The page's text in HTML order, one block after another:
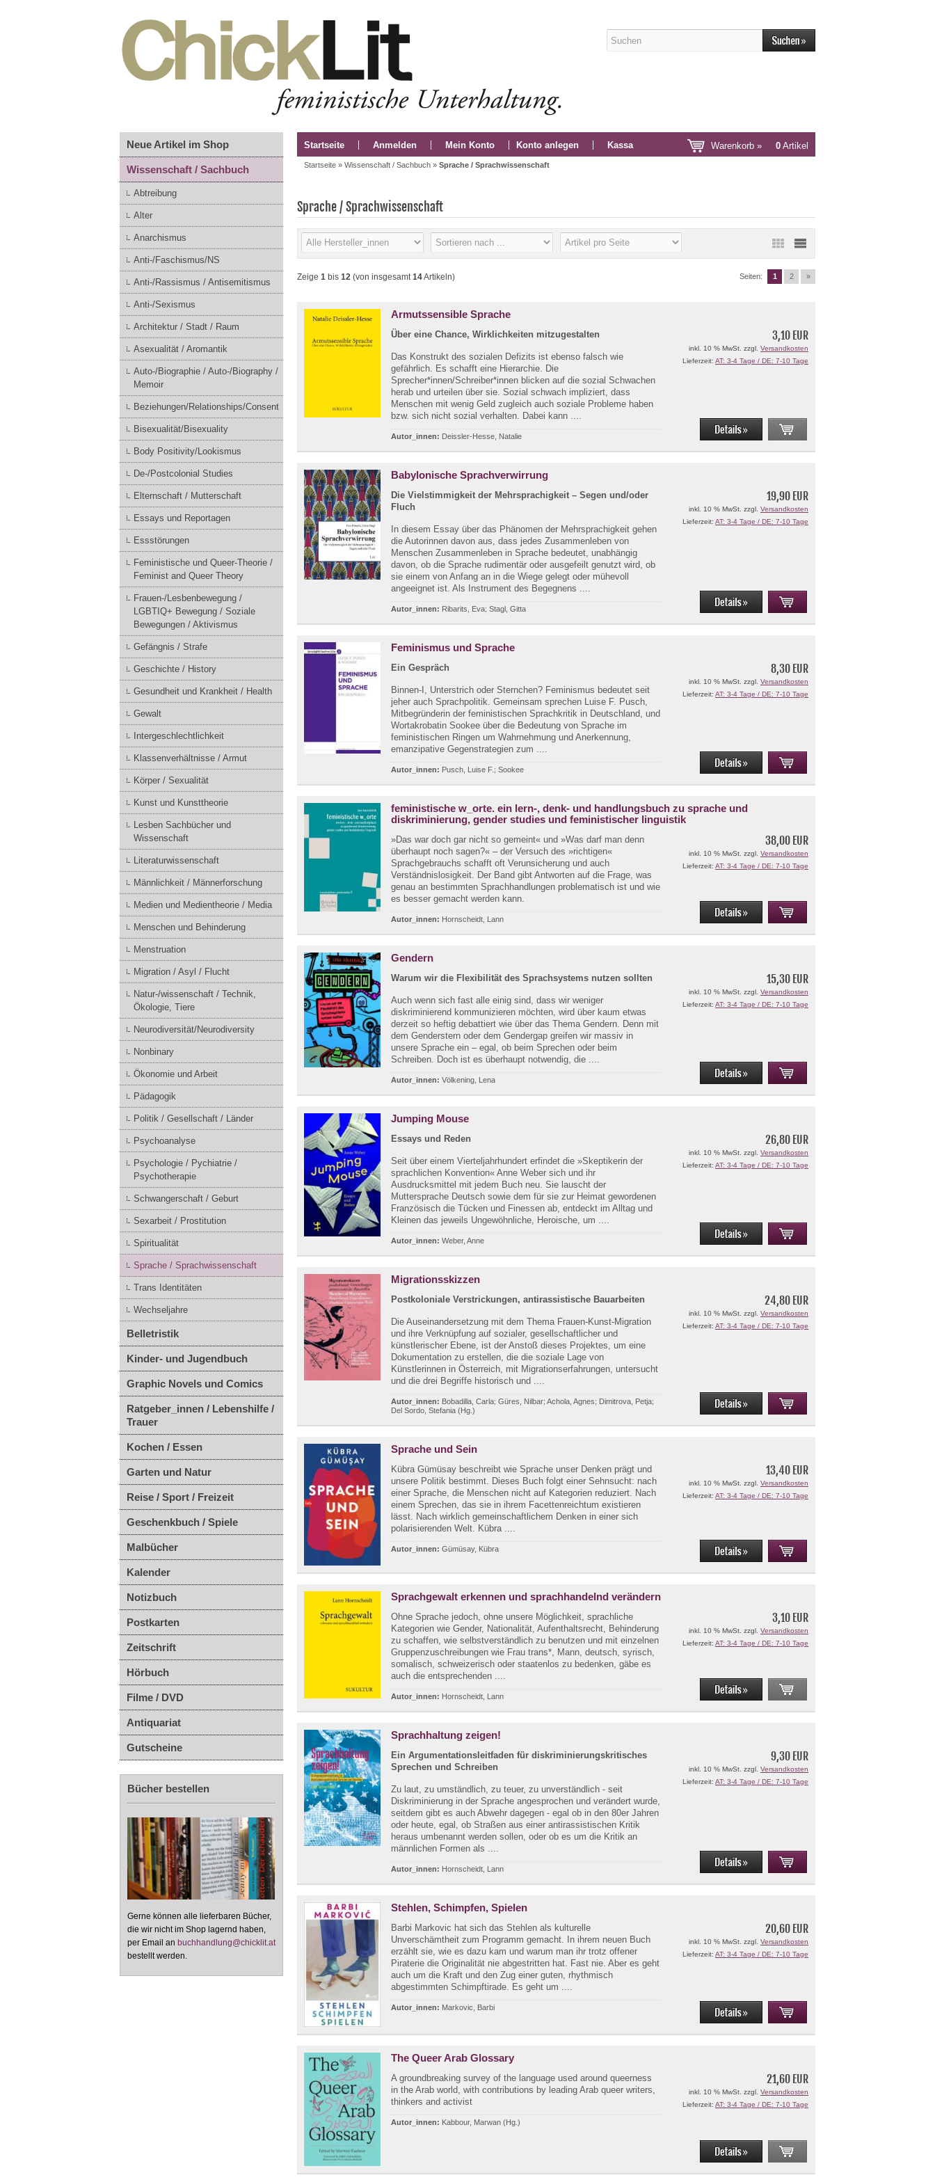
Neue Artikel im Shop
Wissenschaft / Sachbuch
Abtreibung
Alter
Anarchismus
Anti-/Faschismus/NS
Anti-/Rassismus / Antisemitismus
Anti-/Sexismus
Architektur / Stadt / Raum
Asexualität / Aromantik
Auto-/Biographie / Auto-/Biography /
Memoir
Beziehungen/Relationships/Consent
Bisexualität/Bisexuality
Body Positivity/Lookismus
De-/Postcolonial Studies
Elternschaft / Mutterschaft
Essays und Reportagen
Essstörungen
Feministische und Queer-Theorie /
Feminist and Queer Theory
Frauen-/Lesbenbewegung /
LGBTIQ+ Bewegung / Soziale
Bewegungen / Aktivismus
Gefängnis / Strafe
Geschichte / History
Gesundheit und Krankheit / Health
Gewalt
Intergeschlechtlichkeit
Klassenverhältnisse / Armut
Körper / Sexualität
Kunst und Kunsttheorie
Lesben Sachbücher und
Wissenschaft
Literaturwissenschaft
Männlichkeit / Männerforschung
Medien und Medientheorie / Media
Menschen und Behinderung
Menstruation
Migration / Asyl / Flucht
Natur-/wissenschaft / Technik,
Ökologie, Tiere
Neurodiversität/Neurodiversity
Nonbinary
Ökonomie und Arbeit
Pädagogik
Politik / Gesellschaft / Länder
Psychoanalyse
Psychologie / Pychiatrie /
Psychotherapie
Schwangerschaft / Geburt
Sexarbeit / Prostitution
Spiritualität
Sprache / Sprachwissenschaft
Trans Identitäten
Wechseljahre
Belletristik
Kinder- und Jugendbuch
Graphic Novels und Comics
Ratgeber_innen / Lebenshilfe /
Trauer
Kochen / Essen
Garten und Natur
Reise / Sport / Freizeit
Geschenkbuch / Spiele
Malbücher
Kalender
Notizbuch
Postkarten
Zeitschrift
Hörbuch
Filme / DVD
Antiquariat
Gutscheine
Bücher bestellen
Gerne können alle lieferbaren Bücher,
die wir nicht im Shop lagernd haben,
per Email an buchhandlung@chicklit.at
bestellt werden.
Startseite Anmelden Mein Konto Konto anlegen Kassa Warenkorb » 0 Artikel
Startseite » Wissenschaft / Sachbuch » Sprache / Sprachwissenschaft
Sprache / Sprachwissenschaft
Zeige 1 bis 12 (von insgesamt14Artikeln) Seiten: 1 2 »
Armutssensible Sprache
Über eine Chance, Wirklichkeiten mitzugestalten
Das Konstrukt des sozialen Defizits ist ebenso falsch wie
gefährlich. Es schafft eine Hierarchie. Die
Sprecher*innen/Schreiber*innen blicken auf die sozial Schwachen
herab und urteilen über sie. Sozial schwach impliziert, dass
Menschen mit wenig Geld zugleich auch soziale Probleme haben
bzw. sich nicht sozial verhalten. Dabei kann ....
Autor_innen: Deissler-Hesse, Natalie
3,10 EUR
inkl. 10 % MwSt. zzgl. Versandkosten
Lieferzeit: AT: 3-4 Tage / DE: 7-10 Tage
Babylonische Sprachverwirrung
Die Vielstimmigkeit der Mehrsprachigkeit – Segen und/oder
Fluch
In diesem Essay über das Phänomen der Mehrsprachigkeit gehen
die Autorinnen davon aus, dass jedes Zusammenleben von
Menschen Zusammenleben in Sprache bedeutet, unabhängig
davon, ob die Sprache rudimentär oder ausgefeilt genutzt wird, ob
sie einem von Anfang an in die Wiege gelegt oder mühevoll
angeeignet ist. Als Instrument des Begegnens ....
Autor_innen: Ribarits, Eva; Stagl, Gitta
19,90 EUR
inkl. 10 % MwSt. zzgl. Versandkosten
Lieferzeit: AT: 3-4 Tage / DE: 7-10 Tage
Feminismus und Sprache
Ein Gespräch
Binnen-I, Unterstrich oder Sternchen? Feminismus bedeutet seit
jeher auch Sprachpolitik. Gemeinsam sprechen Luise F. Pusch,
Mitbegründerin der feministischen Sprachkritik in Deutschland, und
Wortakrobatin Sookee über die Bedeutung von Sprache im
feministischen Ringen um Wahrnehmung und Anerkennung,
emanzipative Gegenstrategien zum ....
Autor_innen: Pusch, Luise F.; Sookee
8,30 EUR
inkl. 10 % MwSt. zzgl. Versandkosten
Lieferzeit: AT: 3-4 Tage / DE: 7-10 Tage
feministische w_orte. ein lern-, denk- und handlungsbuch zu sprache und
diskriminierung, gender studies und feministischer linguistik
»Das war doch gar nicht so gemeint« und »Was darf man denn
überhaupt noch sagen?« – der Versuch des »richtigen«
Sprachgebrauchs schafft oft Verunsicherung und auch
Verständnislosigkeit. Der Band gibt Antworten auf die Frage, was
genau an bestimmten Sprachhandlungen problematisch ist und wie
es besser gemacht werden kann.
Autor_innen: Hornscheidt, Lann
38,00 EUR
inkl. 10 % MwSt. zzgl. Versandkosten
Lieferzeit: AT: 3-4 Tage / DE: 7-10 Tage
Gendern
Warum wir die Flexibilität des Sprachsystems nutzen sollten
Auch wenn sich fast alle einig sind, dass wir weniger
diskriminierend kommunizieren möchten, wird über kaum etwas
derzeit so heftig debattiert wie über das Thema Gendern. Denn mit
dem Genderstern oder dem Gendergap greifen wir massiv in
unsere Sprache ein – egal, ob beim Sprechen oder beim
Schreiben. Doch ist es überhaupt notwendig, die ....
Autor_innen:Völkening, Lena
15,30 EUR
inkl. 10 % MwSt. zzgl. Versandkosten
Lieferzeit: AT: 3-4 Tage / DE: 7-10 Tage
Jumping Mouse
Essays und Reden
Seit über einem Vierteljahrhundert erfindet die »Skeptikerin der
sprachlichen Konvention« Anne Weber sich und ihr
Ausdrucksmittel mit jedem Buch neu. Sie lauscht der
Muttersprache Deutsch sowie dem für sie zur Heimat gewordenen
Französisch die Tücken und Finessen ab, entdeckt im Alltag und
Kleinen das jeweils Ungewöhnliche, Heroische, um ....
Autor_innen:Weber, Anne
26,80 EUR
inkl. 10 % MwSt. zzgl. Versandkosten
Lieferzeit: AT: 3-4 Tage / DE: 7-10 Tage
Migrationsskizzen
Postkoloniale Verstrickungen, antirassistische Bauarbeiten
Die Auseinandersetzung mit dem Thema Frauen-Kunst-Migration
und ihre Verknüpfung auf sozialer, gesellschaftlicher und
künstlerischer Ebene, ist der Anstoß dieses Projektes, um eine
Dokumentation zu erstellen, die die soziale Lage von
Künstlerinnen in Österreich, mit Migrationserfahrungen, untersucht
und die drei Begriffe historisch und ....
Autor_innen: Bobadilla, Carla; Güres, Nilbar; Achola, Agnes; Dimitrova, Petja;
Del Sordo, Stefania (Hg.)
24,80 EUR
inkl. 10 % MwSt. zzgl. Versandkosten
Lieferzeit: AT: 3-4 Tage / DE: 7-10 Tage
Sprache und Sein
Kübra Gümüsay beschreibt wie Sprache unser Denken prägt und
unsere Politik bestimmt. Dieses Buch folgt einer Sehnsucht: nach
einer Sprache, die Menschen nicht auf Kategorien reduziert. Nach
einem Sprechen, das sie in ihrem Facettenreichtum existieren
lässt. Nach wirklich gemeinschaftlichem Denken in einer sich
polarisierenden Welt. Kübra ....
Autor_innen:Gümüsay, Kübra
13,40 EUR
inkl. 10 % MwSt. zzgl. Versandkosten
Lieferzeit: AT: 3-4 Tage / DE: 7-10 Tage
Sprachgewalt erkennen und sprachhandelnd verändern
Ohne Sprache jedoch, ohne unsere Möglichkeit, sprachliche
Kategorien wie Gender, Nationalität, Aufenthaltsrecht, Behinderung
zu schaffen, wie selbstverständlich zu benutzen und mit einzelnen
Gruppenzuschreibungen wie Frau trans*, Mann, deutsch, syrisch,
somalisch, schweizerisch oder staatenlos zu bedenken, gäbe es
auch die entsprechenden ....
Autor_innen: Hornscheidt, Lann
3,10 EUR
inkl. 10 % MwSt. zzgl. Versandkosten
Lieferzeit: AT: 3-4 Tage / DE: 7-10 Tage
Sprachhaltung zeigen!
Ein Argumentationsleitfaden für diskriminierungskritisches
Sprechen und Schreiben
Zu laut, zu umständlich, zu teuer, zu unverständlich - seit
Diskriminierung in der Sprache angesprochen und verändert wurde,
seitdem gibt es auch Abwehr dagegen - egal ob in den 80er Jahren
oder heute, egal, ob Straßen aus einer antirassistischen Kritik
heraus umbenannt werden sollen, oder ob es um die Kritik an
männlichen Formen als ....
Autor_innen: Hornscheidt, Lann
9,30 EUR
inkl. 10 % MwSt. zzgl. Versandkosten
Lieferzeit: AT: 3-4 Tage / DE: 7-10 Tage
Stehlen, Schimpfen, Spielen
Barbi Markovic hat sich das Stehlen als kulturelle
Unverschämtheit zum Programm gemacht. In ihrem neuen Buch
erzählt sie, wie es dazu kam und warum man ihr trotz offener
Piraterie die Originalität nie abgestritten hat. Fast nie. Aber es geht
auch um die Kraft und den Zug einer guten, rhythmisch
abgestimmten Schimpftirade. Es geht um ....
Autor_innen: Markovic, Barbi
20,60 EUR
inkl. 10 % MwSt. zzgl. Versandkosten
Lieferzeit: AT: 3-4 Tage / DE: 7-10 Tage
The Queer Arab Glossary
A groundbreaking survey of the language used around queerness
in the Arab world, with contributions by leading Arab queer writers,
thinkers and activist
Autor_innen: Kabbour, Marwan (Hg.)
21,60 EUR
inkl. 10 % MwSt. zzgl. Versandkosten
Lieferzeit: AT: 3-4 Tage / DE: 7-10 Tage